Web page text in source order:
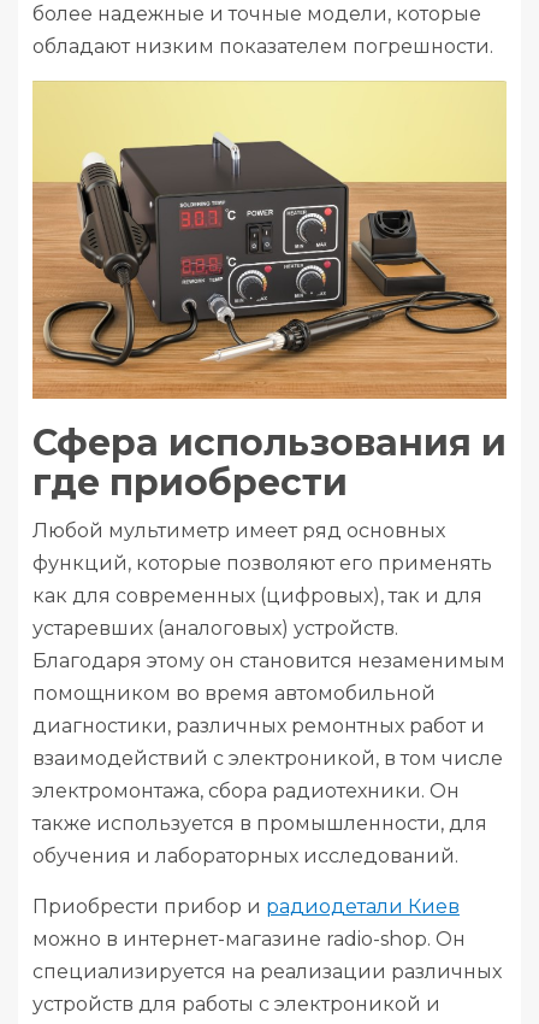
более надежные и точные модели, которые
обладают низким показателем погрешности.
Сфера использования и
где приобрести
Любой мультиметр имеет ряд основных
функций, которые позволяют его применять
как для современных (цифровых), так и для
устаревших (аналоговых) устройств.
Благодаря этому он становится незаменимым
помощником во время автомобильной
диагностики, различных ремонтных работ и
взаимодействий с электроникой, в том числе
электромонтажа, сбора радиотехники. Он
также используется в промышленности, для
обучения и лабораторных исследований.
Приобрести прибор и радиодетали Киев
можно в интернет-магазине radio-shop. Он
специализируется на реализации различных
устройств для работы с электроникой и